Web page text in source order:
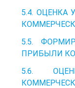
5.4. ОЦЕНКА
5.5.
ПРИБЫЛИ
5.6.